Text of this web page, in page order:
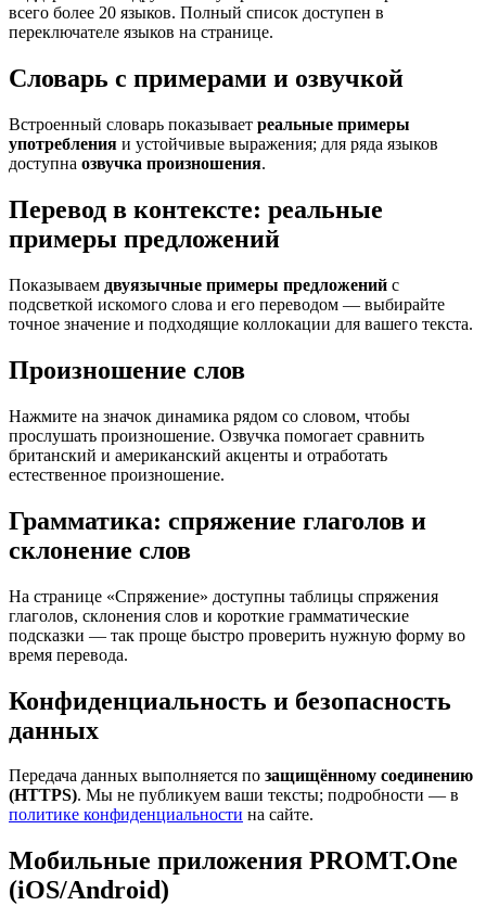
всего более 20 языков. Полный список доступен в
переключателе языков на странице.
Словарь с примерами и озвучкой
Встроенный словарь показывает реальные примеры
употребления и устойчивые выражения; для ряда языков
доступна озвучка произношения.
Перевод в контексте: реальные
примеры предложений
Показываем двуязычные примеры предложений с
подсветкой искомого слова и его переводом — выбирайте
точное значение и подходящие коллокации для вашего текста.
Произношение слов
Нажмите на значок динамика рядом со словом, чтобы
прослушать произношение. Озвучка помогает сравнить
британский и американский акценты и отработать
естественное произношение.
Грамматика: спряжение глаголов и
склонение слов
На странице «Спряжение» доступны таблицы спряжения
глаголов, склонения слов и короткие грамматические
подсказки — так проще быстро проверить нужную форму во
время перевода.
Конфиденциальность и безопасность
данных
Передача данных выполняется по защищённому соединению
(HTTPS). Мы не публикуем ваши тексты; подробности — в
политике конфиденциальности на сайте.
Мобильные приложения PROMT.One
(iOS/Android)